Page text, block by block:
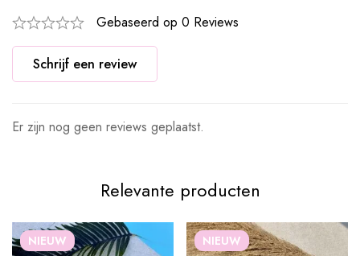
Gebaseerd op 0 Reviews
Schrijf een review
Er zijn nog geen reviews geplaatst.
Relevante producten
NIEUW NIEUW